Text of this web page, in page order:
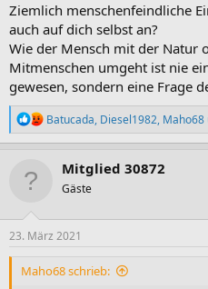
Ziemlich menschenfeindliche
auch auf dich selbst an?
Wie der Mensch mit der Natur
Mitmenschen umgeht ist nie
gewesen, sondern eine Frage
R
e
a
n
e
Batucada, Diesel1982, Maho68
Mitglied 30872
Gäste
23. März 2021
Maho68 schrieb: